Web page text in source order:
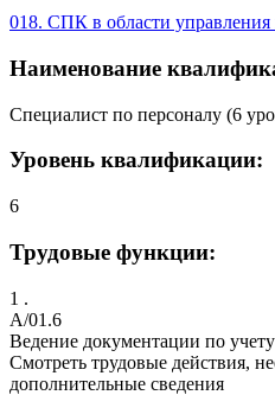
018. СПК в области управления
Наименование
Специалист по персоналу (6
Уровень квалификации:
6
Трудовые функции:
1 .
A/01.6
Ведение документации по
Смотреть трудовые действия,
дополнительные сведения